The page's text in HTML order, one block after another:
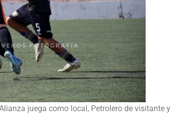
juega como local, Petrolero de visitante y